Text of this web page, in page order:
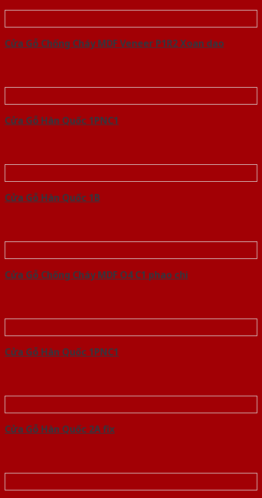
Cửa Gỗ Chống Cháy MDF Veneer P1R2 Xoan dao
Cửa Gỗ Hàn Quốc 1PNC1
Cửa Gỗ Hàn Quốc 1B
Cửa Gỗ Chống Cháy MDF O4 C1 phao chi
Cửa Gỗ Hàn Quốc 1PNC1
Cửa Gỗ Hàn Quốc 2A fix